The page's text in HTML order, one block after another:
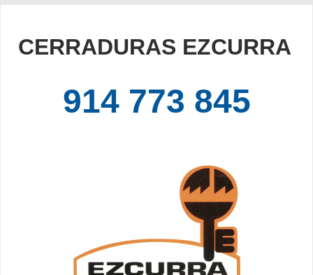
CERRADURAS EZCURRA
914 773 845